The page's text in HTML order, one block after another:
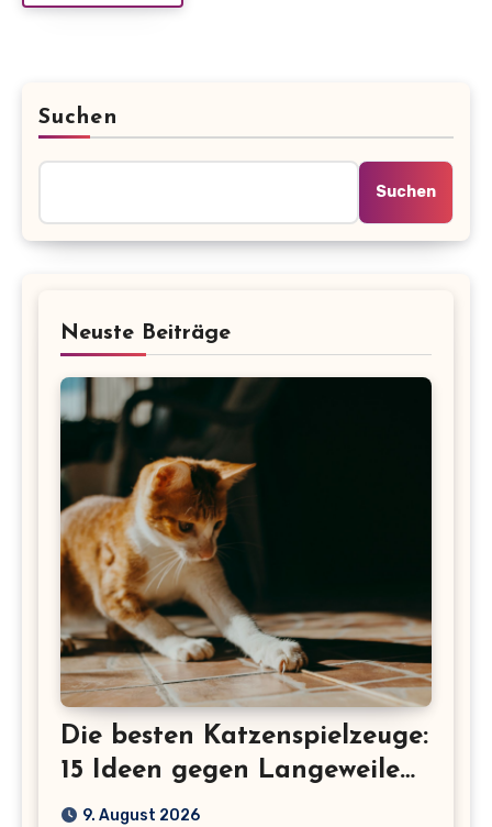
Suchen
Suchen
Neuste Beiträge
Die besten Katzenspielzeuge:
15 Ideen gegen Langeweile
bei Wohnungskatzen
9. August 2026